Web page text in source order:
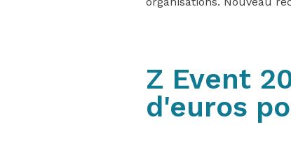
Z Event
d'euros